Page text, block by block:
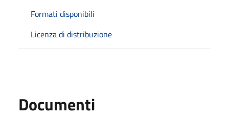
Formati disponibili
Licenza di distribuzione
Documenti